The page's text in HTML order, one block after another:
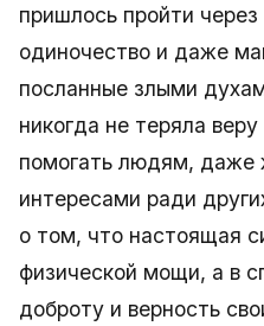
пришлось пройти
одиночество и даже
посланные злыми
никогда не теряла
помогать людям, даже
интересами ради
о том, что настоящая
физической мощи, а в
доброту и верность